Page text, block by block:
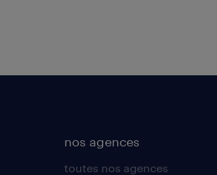
nos agences
toutes nos agences